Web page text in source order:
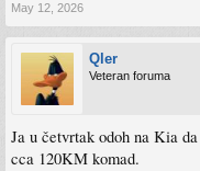
May 12, 2026
Qler
Veteran foruma
Ja u četvrtak odoh na Kia
cca 120KM komad.